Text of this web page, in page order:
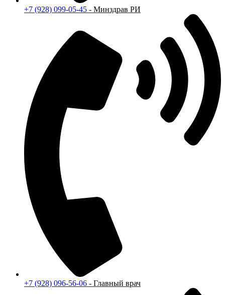
+7 (928) 099-05-45 - Минздрав РИ
+7 (928) 096-56-06 - Главный врач